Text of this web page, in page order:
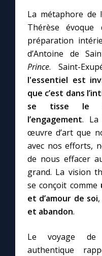
La métaphore de
Thérèse évoque
préparation
d’Antoine de
Prince. Saint-
l'essentiel est
que c’est dans
se tisse le
l’engagement. La
œuvre d’art que
avec nos efforts,
de nous effacer
grand. La vision
se conçoit comme
et d’amour de soi,
et abandon.
Le voyage de
authentique